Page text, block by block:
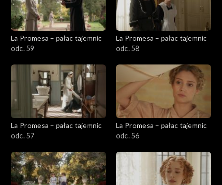
La Promesa – pałac tajemnic
odc. 59
La Promesa – pałac tajemnic
odc. 58
La Promesa – pałac tajemnic
odc. 57
La Promesa – pałac tajemnic
odc. 56